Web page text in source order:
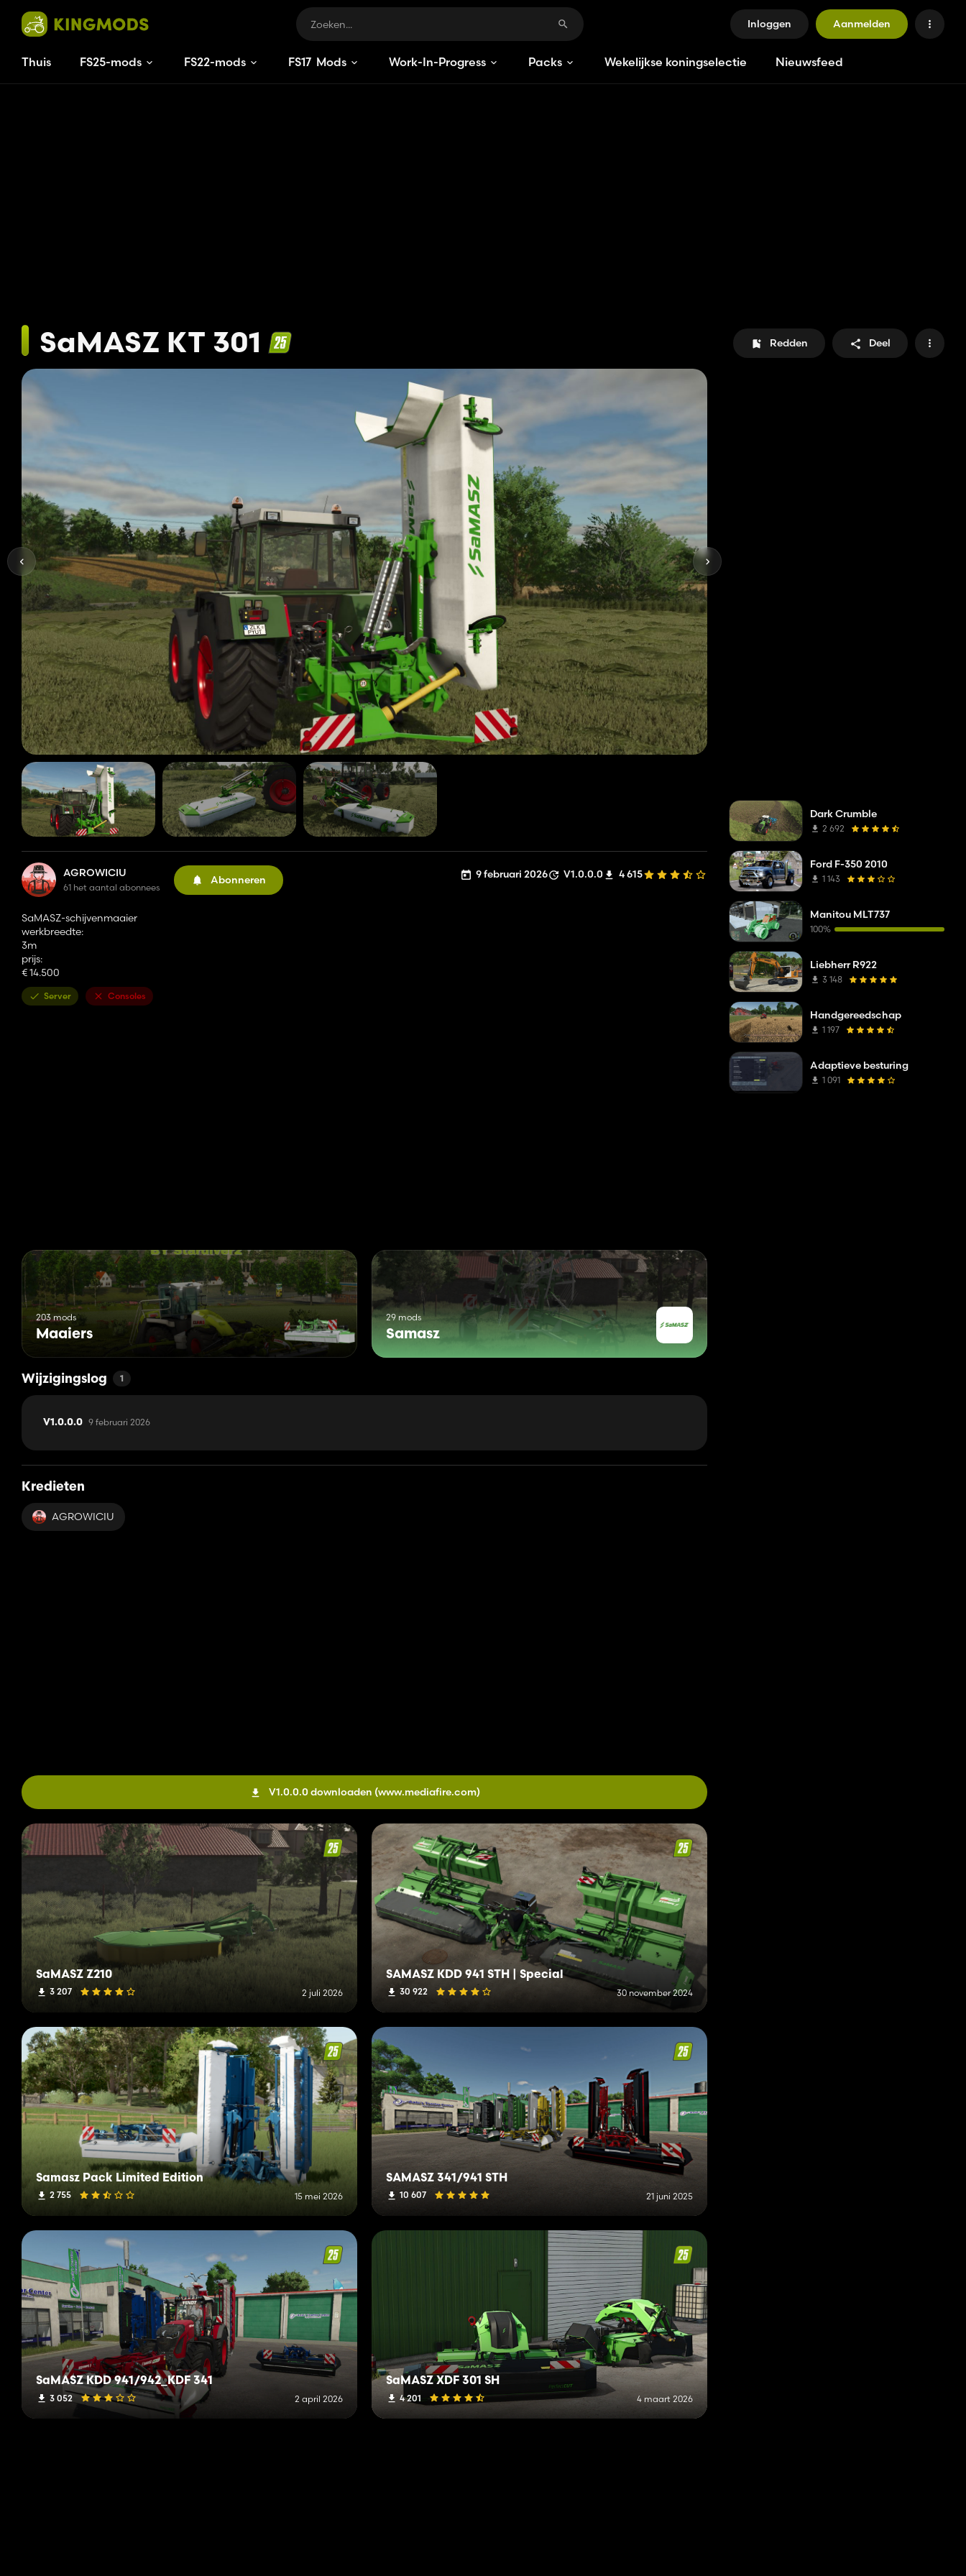
Inloggen Aanmelden
Thuis FS25-mods FS22-mods FS17 Mods Work-In-Progress Packs Wekelijkse koningselectie Nieuwsfeed
SaMASZ KT 301 Redden Deel
AGROWICIU
61 het aantal abonnees
Abonneren 9 februari 2026 V1.0.0.0 4 615
SaMASZ-schijvenmaaier
werkbreedte:
3m
prijs:
€ 14.500
Server Consoles
203 mods
Maaiers
29 mods
Samasz
Wijzigingslog 1
V1.0.0.0 9 februari 2026
Kredieten
AGROWICIU
V1.0.0.0 downloaden (www.mediafire.com)
SaMASZ Z210
3 207 2 juli 2026
SAMASZ KDD 941 STH | Special
30 922 30 november 2024
Samasz Pack Limited Edition
2 755 15 mei 2026
SAMASZ 341/941 STH
10 607 21 juni 2025
SaMASZ KDD 941/942_KDF 341
3 052 2 april 2026
SaMASZ XDF 301 SH
4 201 4 maart 2026
Dark Crumble
2 692
Ford F-350 2010
1 143
Manitou MLT737
100%
Liebherr R922
3 148
Handgereedschap
1 197
Adaptieve besturing
1 091